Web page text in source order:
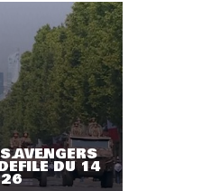
AVENGERS
DU 14